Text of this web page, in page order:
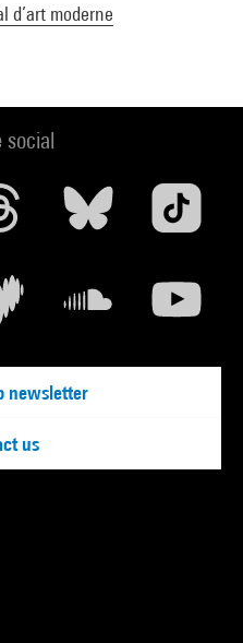
d’art moderne
social
newsletter
us